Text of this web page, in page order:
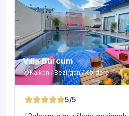
Villa Burcum
Kalkan / Bezirgan / Kördere
5/5